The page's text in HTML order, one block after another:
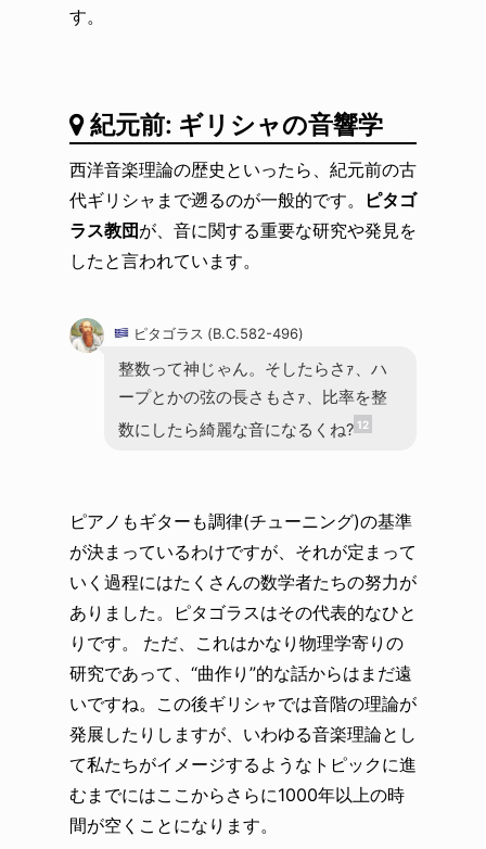
す。
紀元前: ギリシャの音響学
西洋音楽理論の歴史といったら、紀元前の古
代ギリシャまで遡るのが一般的です。 ピタゴ
ラス教団が、音に関する重要な研究や発見を
したと言われています。
ピタゴラス (B.C.582-496)
整数って神じゃん。そしたらさｧ、ハ
ープとかの弦の長さもさｧ、比率を整
数にしたら綺麗な音になるくね? 12
ピアノもギターも調律(チューニング)の基準
が決まっているわけですが、それが定まって
いく過程にはたくさんの数学者たちの努力が
ありました。ピタゴラスはその代表的なひと
りです。 ただ、これはかなり物理学寄りの
研究であって、“曲作り”的な話からはまだ遠
いですね。この後ギリシャでは音階の理論が
発展したりしますが、いわゆる音楽理論とし
て私たちがイメージするようなトピックに進
むまでにはここからさらに1000年以上の時
間が空くことになります。